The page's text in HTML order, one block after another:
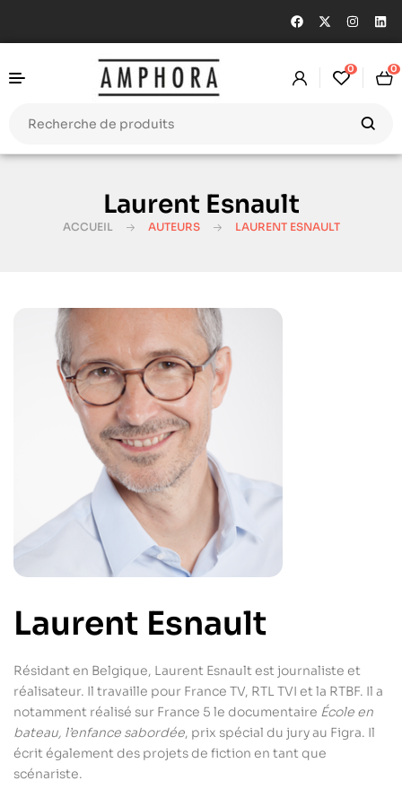
0 0
Laurent Esnault
ACCUEIL AUTEURS LAURENT ESNAULT
Laurent Esnault
Résidant en Belgique, Laurent Esnault est journaliste et
réalisateur. Il travaille pour France TV, RTL TVI et la RTBF. Il a
notamment réalisé sur France 5 le documentaire École en
bateau, l’enfance sabordée, prix spécial du jury au Figra. Il
écrit également des projets de fiction en tant que
scénariste.